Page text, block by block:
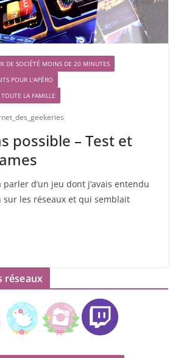
DE SOCIÉTÉ MOINS DE 20 MINUTES
POUR L'APÉRO
LA FAMILLE
possible – Test et
parler d’un jeu dont j’avais entendu
sur les réseaux et qui semblait
réseaux